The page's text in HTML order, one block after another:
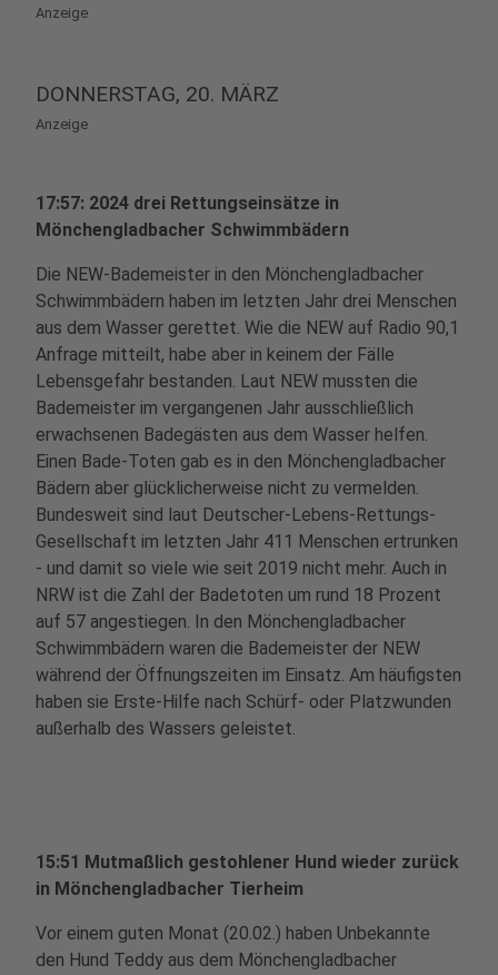
Anzeige
DONNERSTAG, 20. MÄRZ
Anzeige
17:57: 2024 drei Rettungseinsätze in
Mönchengladbacher Schwimmbädern
Die NEW-Bademeister in den Mönchengladbacher
Schwimmbädern haben im letzten Jahr drei Menschen
aus dem Wasser gerettet. Wie die NEW auf Radio 90,1
Anfrage mitteilt, habe aber in keinem der Fälle
Lebensgefahr bestanden. Laut NEW mussten die
Bademeister im vergangenen Jahr ausschließlich
erwachsenen Badegästen aus dem Wasser helfen.
Einen Bade-Toten gab es in den Mönchengladbacher
Bädern aber glücklicherweise nicht zu vermelden.
Bundesweit sind laut Deutscher-Lebens-Rettungs-
Gesellschaft im letzten Jahr 411 Menschen ertrunken
- und damit so viele wie seit 2019 nicht mehr. Auch in
NRW ist die Zahl der Badetoten um rund 18 Prozent
auf 57 angestiegen. In den Mönchengladbacher
Schwimmbädern waren die Bademeister der NEW
während der Öffnungszeiten im Einsatz. Am häufigsten
haben sie Erste-Hilfe nach Schürf- oder Platzwunden
außerhalb des Wassers geleistet.
15:51 Mutmaßlich gestohlener Hund wieder zurück
in Mönchengladbacher Tierheim
Vor einem guten Monat (20.02.) haben Unbekannte
den Hund Teddy aus dem Mönchengladbacher